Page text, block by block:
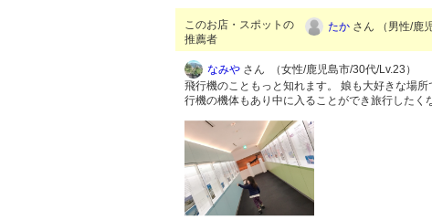
このお店・スポットの
推薦者
たか さん （男性/鹿
なみや さん （女性/鹿児島市/30代/Lv.23）
飛行機のこともっと知れます。 娘も大好きな場
行機の機体もあり中に入ることができ旅行したく